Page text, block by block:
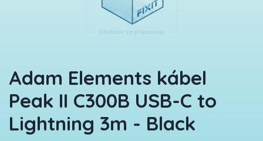
Adam Elements kábel
Peak II C300B USB-C to
Lightning 3m - Black